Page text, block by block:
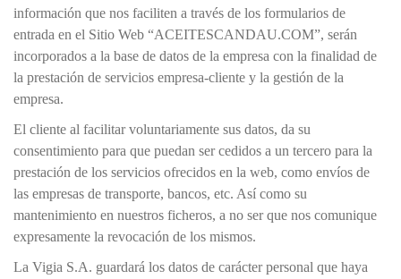
información que nos faciliten a través de los formularios de
entrada en el Sitio Web “ACEITESCANDAU.COM”, serán
incorporados a la base de datos de la empresa con la finalidad de
la prestación de servicios empresa-cliente y la gestión de la
empresa.
El cliente al facilitar voluntariamente sus datos, da su
consentimiento para que puedan ser cedidos a un tercero para la
prestación de los servicios ofrecidos en la web, como envíos de
las empresas de transporte, bancos, etc. Así como su
mantenimiento en nuestros ficheros, a no ser que nos comunique
expresamente la revocación de los mismos.
La Vigia S.A. guardará los datos de carácter personal que haya